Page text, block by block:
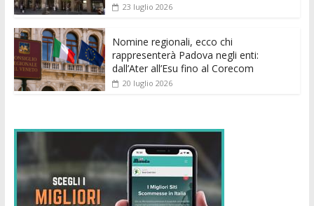
23 luglio 2026
Nomine regionali, ecco chi
rappresenterà Padova negli enti:
dall’Ater all’Esu fino al Corecom
20 luglio 2026